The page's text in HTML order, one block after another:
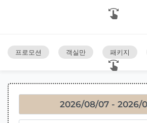
프로모션 객실만 패키지